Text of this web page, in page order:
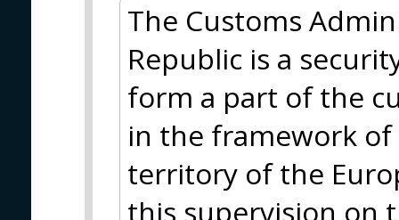
The Customs
Republic is a
form a part of the
in the framework
territory of the
this supervision on